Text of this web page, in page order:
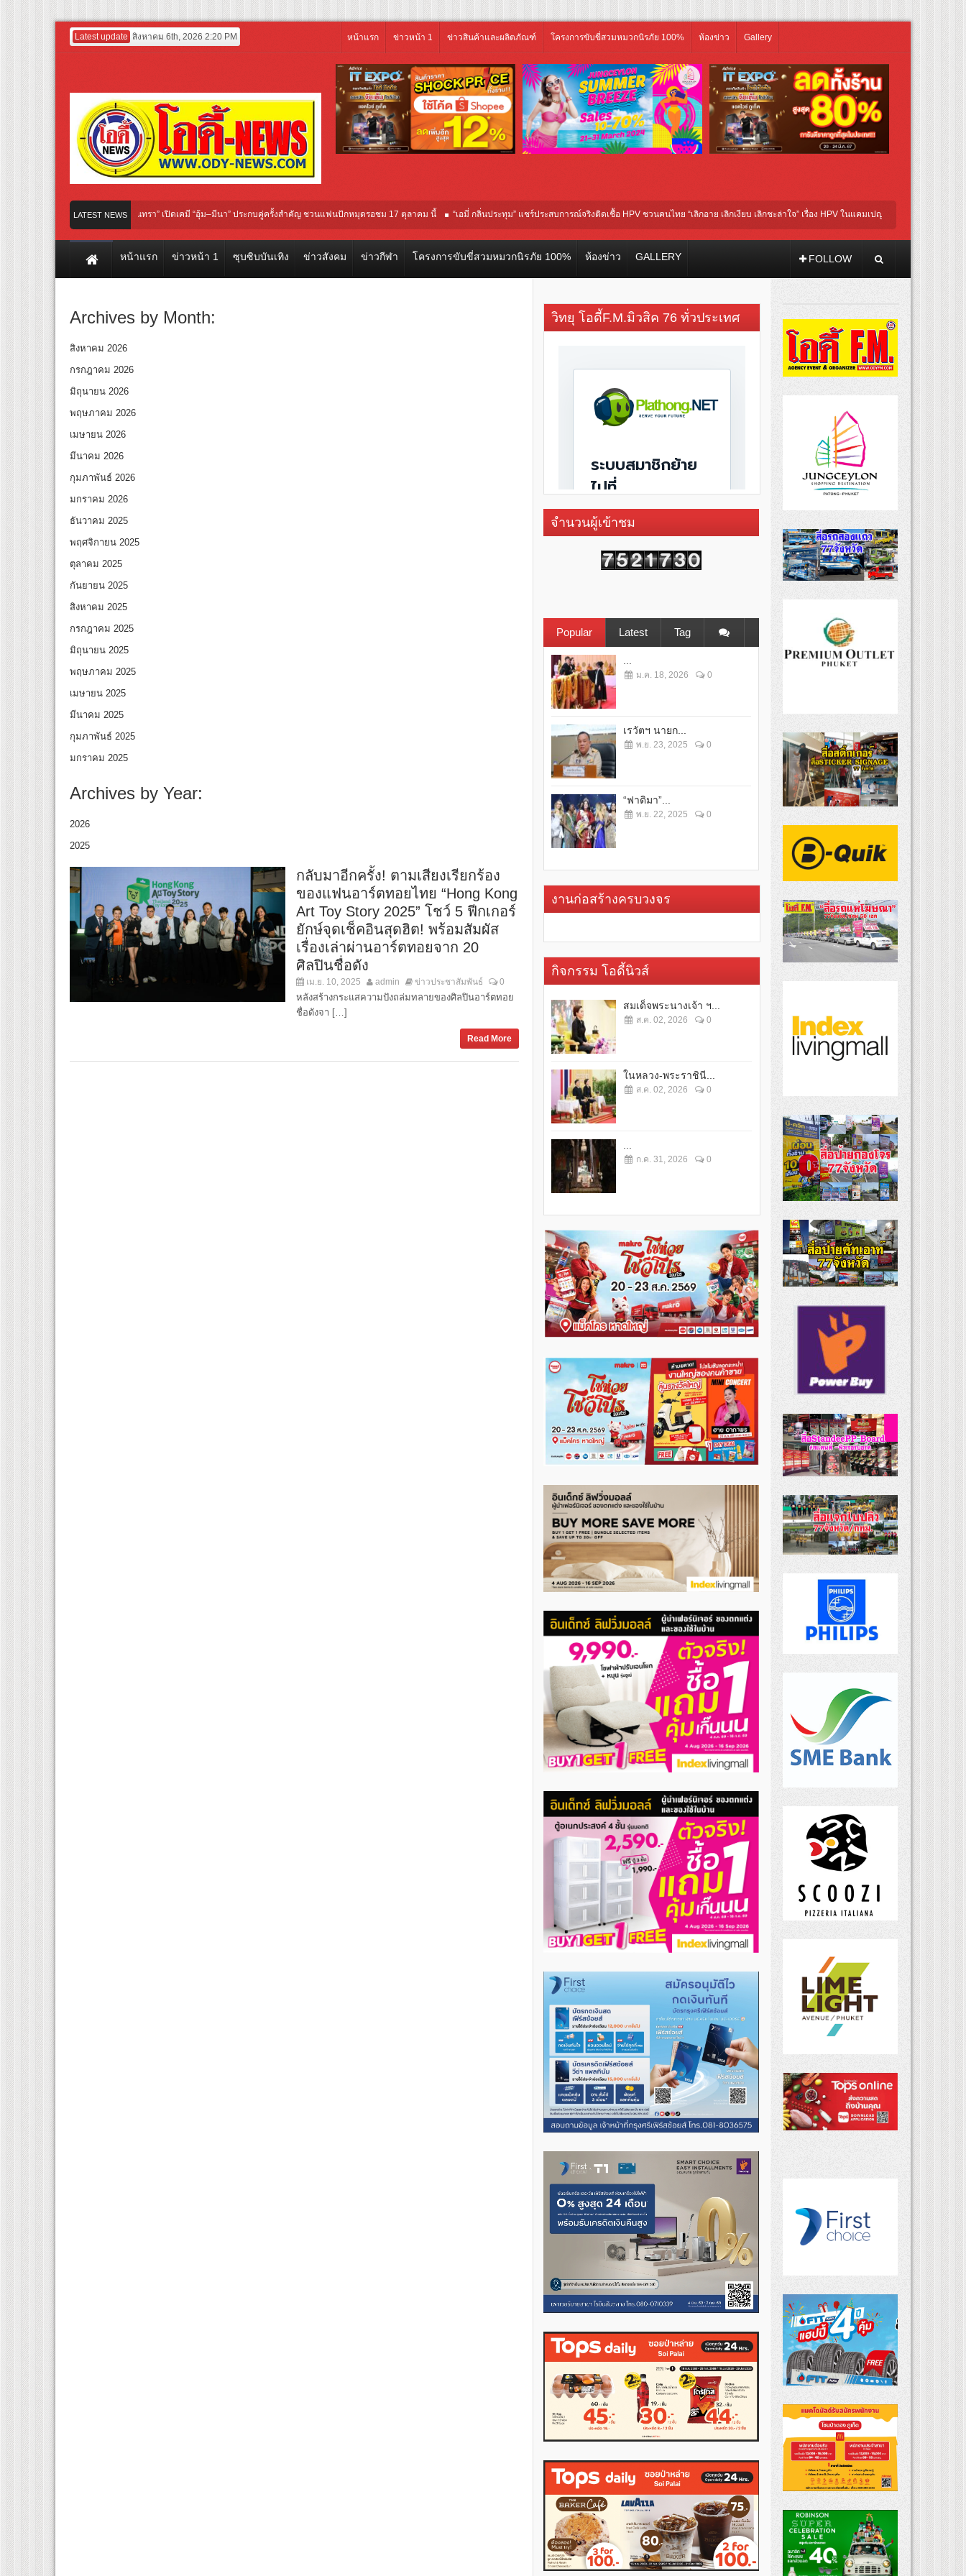
Latest update สิงหาคม 6th, 2026 2:20 PM หน้าแรก ข่าวหน้า 1 ข่าวสินค้าและผลิตภัณฑ์ โครงการขับขี่สวมหมวกนิรภัย 100% ห้องข่าว Gallery
LATEST NEWS
“Under Her Rules ใต้เงาจันทรา” เปิดเคมี “อุ้ม–มีนา” ประกบคู่ครั้งสำคัญ ชวนแฟนปักหมุดรอชม 17 ตุลาคม นี้ “เอมี่ กลิ่นประทุม” แชร์ประสบการณ์จริงติดเชื้อ HPV ชวนคนไทย “เลิกอาย เลิกเงียบ เลิกชะล่าใจ” เรื่อง HPV ในแคมเปญ “HPV ไม่เป็นไร…ไม่ได้”
ยักษ์ ‘คุณยายวรนาฏ’ (INHERIT) เตรียมคายตะขาบหนังไทยในรอบปฐมทัศน์โลก ณ เทศกาลภาพยนตร์นานาชาติโตรอนโต “จุ๋ย วรัทยา” ทุ่มสุดชีวิต โกนหัวรับบทแม่ชี นำทีมนักแสดงประชันความสยอง!
หน้าแรก ข่าวหน้า 1 ซุบซิบบันเทิง ข่าวสังคม ข่าวกีฬา โครงการขับขี่สวมหมวกนิรภัย 100% ห้องข่าว GALLERY FOLLOW
Archives by Month:
สิงหาคม 2026
กรกฎาคม 2026
มิถุนายน 2026
พฤษภาคม 2026
เมษายน 2026
มีนาคม 2026
กุมภาพันธ์ 2026
มกราคม 2026
ธันวาคม 2025
พฤศจิกายน 2025
ตุลาคม 2025
กันยายน 2025
สิงหาคม 2025
กรกฎาคม 2025
มิถุนายน 2025
พฤษภาคม 2025
เมษายน 2025
มีนาคม 2025
กุมภาพันธ์ 2025
มกราคม 2025
Archives by Year:
2026
2025
กลับมาอีกครั้ง! ตามเสียงเรียกร้อง
ของแฟนอาร์ตทอยไทย “Hong Kong
Art Toy Story 2025” โชว์ 5 ฟีกเกอร์
ยักษ์จุดเช็คอินสุดฮิต! พร้อมสัมผัส
เรื่องเล่าผ่านอาร์ตทอยจาก 20
ศิลปินชื่อดัง
เม.ย. 10, 2025 admin ข่าวประชาสัมพันธ์ 0
หลังสร้างกระแสความปังถล่มทลายของศิลปินอาร์ตทอย
ชื่อดังจา […]
Read More
วิทยุ โอดี้F.M.มิวสิค 76 ทั่วประเทศ
จำนวนผู้เข้าชม
Popular Latest Tag
ม.ค. 18, 2026 0
เรวัตฯ นายก...
พ.ย. 23, 2025 0
“ฟาติมา”...
พ.ย. 22, 2025 0
งานก่อสร้างครบวงจร
กิจกรรม โอดี้นิวส์
สมเด็จพระนางเจ้า ฯ...
ส.ค. 02, 2026 0
ในหลวง-พระราชินี...
ส.ค. 02, 2026 0
ก.ค. 31, 2026 0